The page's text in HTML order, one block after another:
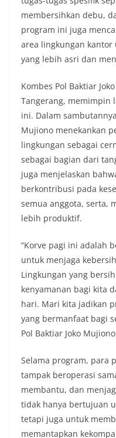
membersihkan debu,
program ini juga
area lingkungan kantor
yang lebih asri dan
Kombes Pol Baktiar
Tangerang, memimpin
ini. Dalam
Mujiono menekankan
lingkungan sebagai
sebagai bagian dari
juga menjelaskan
berkontribusi pada
semua anggota, serta,
lebih produktif.
“Korve pagi ini adalah
untuk menjaga
Lingkungan yang
kenyamanan bagi kita
hari. Mari kita jadikan
yang bermanfaat bagi
Pol Baktiar Joko
Selama program, para
tampak beroperasi
membantu, dan
tidak hanya bertujuan
tetapi juga untuk
memantapkan